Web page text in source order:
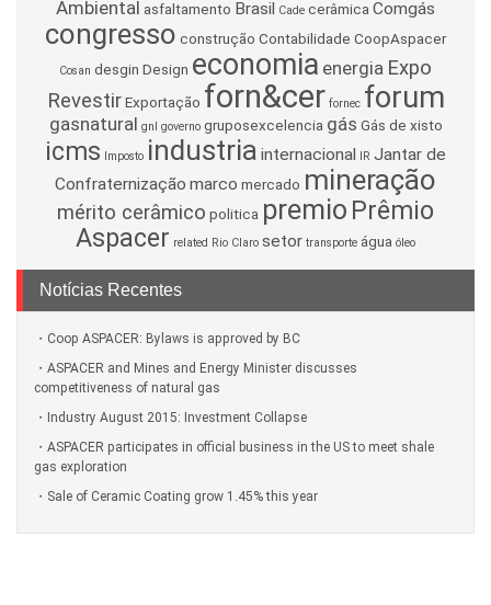
Ambiental asfaltamento Brasil Cade cerâmicaComgás
congresso construção Contabilidade CoopAspacer
Cosan desgin Design economia energia Expo
Revestir Exportação forn&cer fornec forum
gasnatural gnl governo gruposexcelencia gás Gás de xisto
icms Imposto industria internacional IR Jantar de
Confraternização marco mercado mineração
mérito cerâmico politica premio Prêmio
Aspacer related Rio Claro setor transporte água óleo
Notícias Recentes
Coop ASPACER: Bylaws is approved by BC
ASPACER and Mines and Energy Minister discusses
competitiveness of natural gas
Industry August 2015: Investment Collapse
ASPACER participates in official business in the US to meet shale
gas exploration
Sale of Ceramic Coating grow 1.45% this year